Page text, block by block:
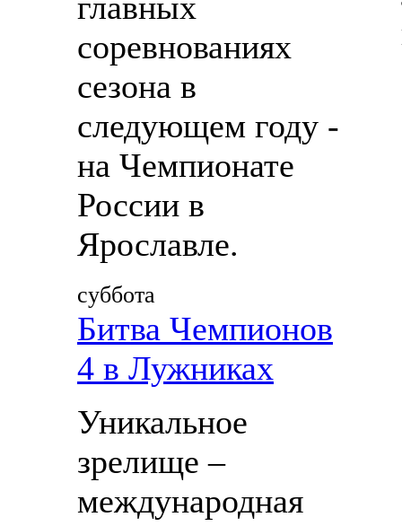
соревнованиях
сезона в
следующем году -
на Чемпионате
России в
Ярославле.
суббота
Битва Чемпионов
4 в Лужниках
Уникальное
зрелище –
международная